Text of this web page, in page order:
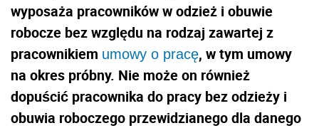
wyposaża pracowników w odzież i obuwie
robocze bez względu na rodzaj zawartej z
pracownikiem umowy o pracę, w tym umowy
na okres próbny. Nie może on również
dopuścić pracownika do pracy bez odzieży i
obuwia roboczego przewidzianego dla danego